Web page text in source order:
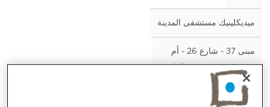
ميديكلينيك مستشفى المدينة
مبنى 37 - شارع 26 - أم
هرير 2 - مدينة دبي الطبية
- دبي